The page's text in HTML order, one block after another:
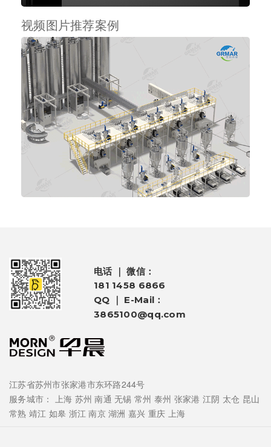
视频图片推荐案例
电话 ｜ 微信：
181 1458 6866
QQ ｜ E-Mail：
3865100@qq.com
江苏省苏州市张家港市东环路244号
服务城市：
上海 苏州 南通 无锡 常州 泰州 张家港 江阴 太仓 昆山
常熟 靖江 如皋 浙江 南京 湖洲 嘉兴 重庆 上海